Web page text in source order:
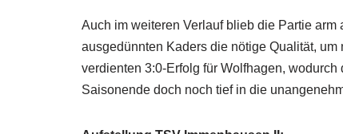
Auch im weiteren Verlauf blieb die Partie
ausgedünnten Kaders die nötige Qualität,
verdienten 3:0-Erfolg für Wolfhagen,
Saisonende doch noch tief in die